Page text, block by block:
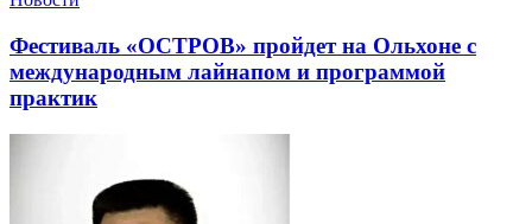
Фестиваль «ОСТРОВ» пройдет на Ольхоне с
международным лайнапом и программой
практик